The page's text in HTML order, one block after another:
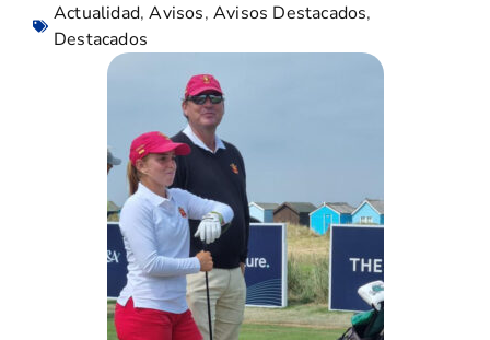
Actualidad,Avisos,Avisos Destacados,
Destacados